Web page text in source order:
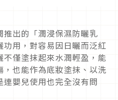
出的「潤浸保濕防曬乳
用，對容易因日曬而泛紅
僅塗抹起來水潤輕盈，能
也能作為底妝塗抹、以洗
嬰兒使用也完全沒有問